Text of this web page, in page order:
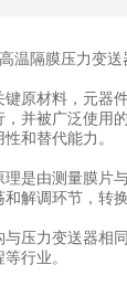
温隔膜压力变送
原材料，元器
并被广泛使用
和替代能力。
是由测量膜片
解调环节，转
与压力变送器相
行业。